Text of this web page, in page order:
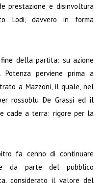
prestazione e disinvoltura
Lodi, davvero in forma
della partita: su azione
perviene prima a
a Mazzoni, il quale, nel
rossoblu De Grassi ed il
cade a terra: rigore per la
fa cenno di continuare
da parte del pubblico
considerato il valore del